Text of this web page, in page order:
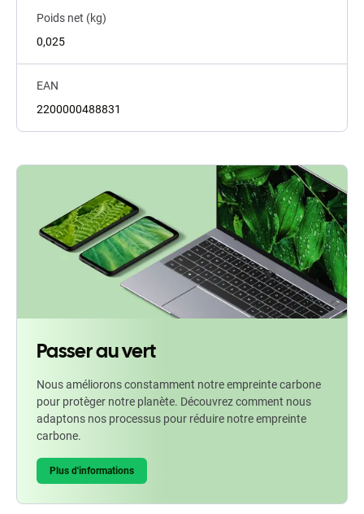
Poids net (kg)
0,025
EAN
2200000488831
Passer au vert
Nous améliorons constamment notre empreinte carbone
pour protèger notre planète. Découvrez comment nous
adaptons nos processus pour réduire notre empreinte
carbone.
Plus d'informations